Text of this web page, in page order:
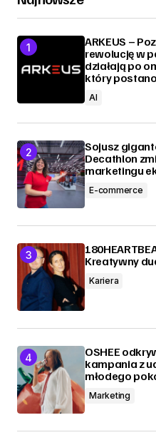
ARKEUS –
rewolucję w
działają po
który
AI
Sojusz
Decathlon
marketingu
E-commerce
Kreatywny
Kariera
OSHEE
kampania z
młodego
Marketing